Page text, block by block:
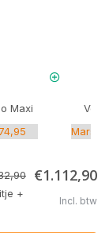
Maxi
€1.112,90
+
Incl. btw